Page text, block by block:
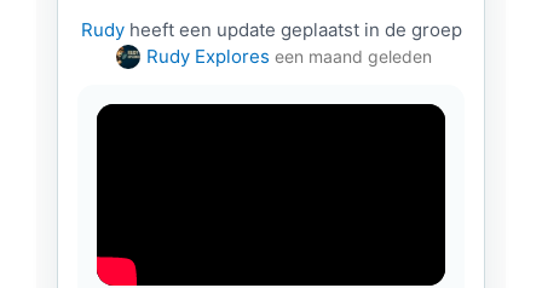
Rudyheeft een update geplaatst in de groep
Rudy Explores een maand geleden